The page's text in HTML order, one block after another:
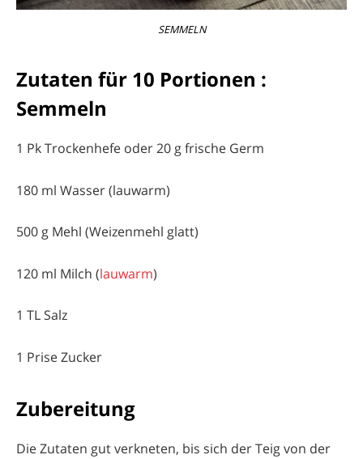
SEMMELN
Zutaten für 10 Portionen :
Semmeln
1 Pk Trockenhefe oder 20 g frische Germ
180 ml Wasser (lauwarm)
500 g Mehl (Weizenmehl glatt)
120 ml Milch (lauwarm)
1 TL Salz
1 Prise Zucker
Zubereitung
Die Zutaten gut verkneten, bis sich der Teig von der